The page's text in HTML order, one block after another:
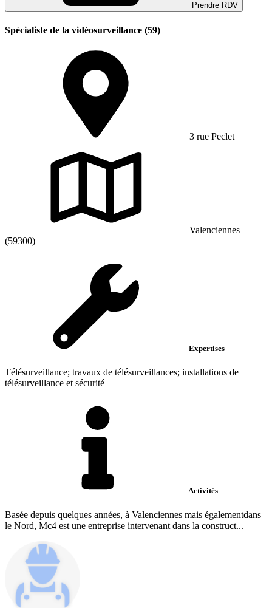
Prendre RDV
Spécialiste de la vidéosurveillance (59)
3 rue Peclet
Valenciennes
(59300)
Expertises
Télésurveillance; travaux de télésurveillances; installations de
télésurveillance et sécurité
Activités
Basée depuis quelques années, à Valenciennes mais égalementdans
le Nord, Mc4 est une entreprise intervenant dans la construct...